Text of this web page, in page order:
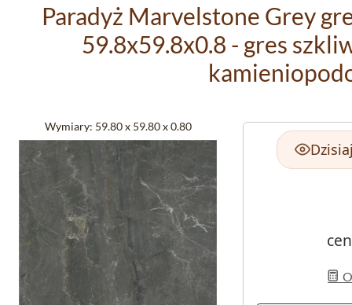
Paradyż Marvelstone Grey
59.8x59.8x0.8 - gres
Wymiary: 59.80 x 59.80 x 0.80